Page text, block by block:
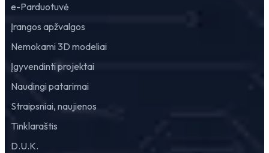
e-Parduotuvė
Įrangos apžvalgos
Nemokami 3D modeliai
Įgyvendinti projektai
Naudingi patarimai
Straipsniai, naujienos
Tinklaraštis
D.U.K.